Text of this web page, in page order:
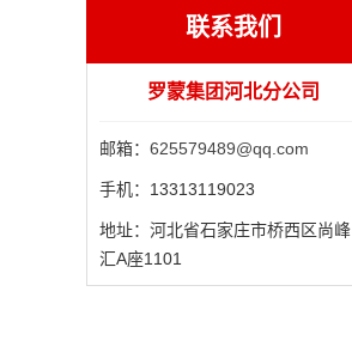
联系我们
罗蒙集团河北分公司
邮箱： 625579489@qq.com
手机： 13313119023
地址： 河北省石家庄市桥西区尚峰
汇A座1101